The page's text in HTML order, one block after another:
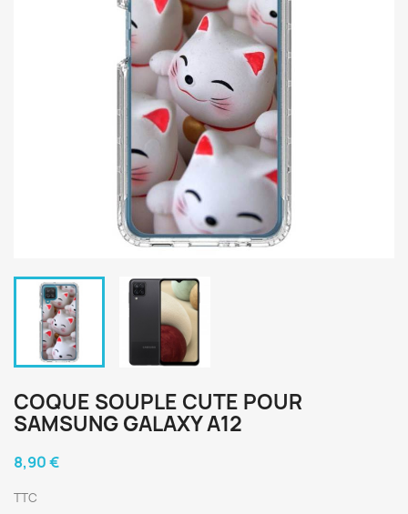
COQUE SOUPLE CUTE POUR
SAMSUNG GALAXY A12
8,90 €
TTC